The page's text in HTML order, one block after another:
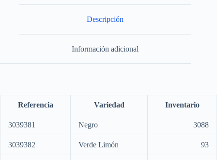
Descripción
Información adicional
Referencia Variedad Inventario
3039381 Negro 3088
3039382 Verde Limón 93